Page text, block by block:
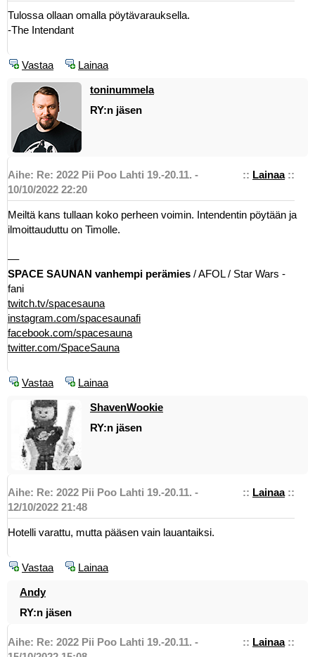
Tulossa ollaan omalla pöytävarauksella.
-The Intendant
Vastaa Lainaa
toninummela
RY:n jäsen
:: Lainaa::
Aihe: Re: 2022 Pii Poo Lahti 19.-20.11. -
10/10/2022 22:20
Meiltä kans tullaan koko perheen voimin. Intendentin pöytään ja
ilmoittauduttu on Timolle.
––
SPACE SAUNAN vanhempi perämies / AFOL / Star Wars -
fani
twitch.tv/spacesauna
instagram.com/spacesaunafi
facebook.com/spacesauna
twitter.com/SpaceSauna
Vastaa Lainaa
ShavenWookie
RY:n jäsen
:: Lainaa::
Aihe: Re: 2022 Pii Poo Lahti 19.-20.11. -
12/10/2022 21:48
Hotelli varattu, mutta pääsen vain lauantaiksi.
Vastaa Lainaa
Andy
RY:n jäsen
:: Lainaa::
Aihe: Re: 2022 Pii Poo Lahti 19.-20.11. -